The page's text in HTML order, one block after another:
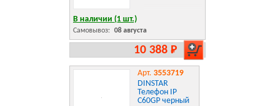
В наличии (1 шт.)
Самовывоз: 08 августа
10 388 Р
Арт. 3553719
DINSTAR
Телефон IP
C60GP черный